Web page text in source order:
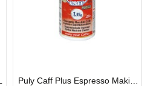
GÖNDERİ
Puly Caff Plus Espresso Makinesi Temizleyici Tablet 100 x 1.35 G